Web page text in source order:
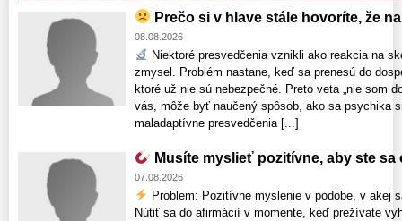
Prečo si v hlave stále hovoríte, že
08.08.2026
Niektoré presvedčenia vznikli ako reakcia na
zmysel. Problém nastane, keď sa prenesú do
ktoré už nie sú nebezpečné. Preto veta „nie som
vás, môže byť naučený spôsob, ako sa psychika
maladaptívne presvedčenia [...]
Musíte myslieť pozitívne, aby ste sa
07.08.2026
Problem: Pozitívne myslenie v podobe, v akej
Nútiť sa do afirmácií v momente, keď prežívate